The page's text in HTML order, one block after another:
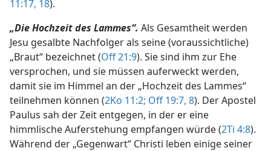
11:17, 18).
„Die Hochzeit des Lammes“. Als Gesamtheit werden
Jesu gesalbte Nachfolger als seine (voraussichtliche)
„Braut“ bezeichnet (Off 21:9). Sie sind ihm zur Ehe
versprochen, und sie müssen auferweckt werden,
damit sie im Himmel an der „Hochzeit des Lammes“
teilnehmen können (2Ko 11:2; Off 19:7, 8). Der Apostel
Paulus sah der Zeit entgegen, in der er eine
himmlische Auferstehung empfangen würde (2Ti 4:8).
Während der „Gegenwart“ Christi leben einige seiner